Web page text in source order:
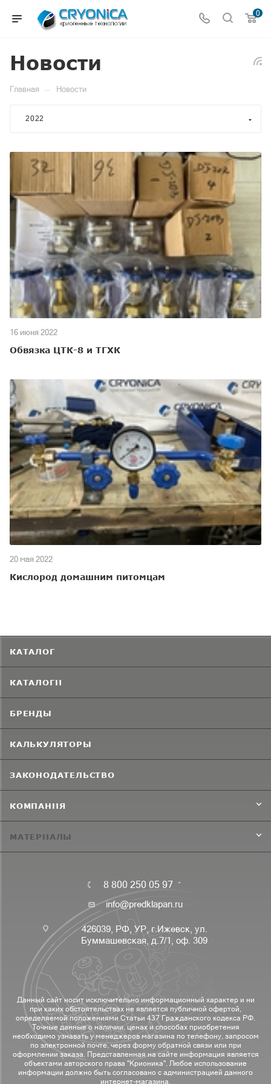
0
Новости
Главная — Новости
2022
16 июня 2022
Обвязка ЦТК-8 и ТГХК
20 мая 2022
Кислород домашним питомцам
КАТАЛОГ
КАТАЛОГИ
БРЕНДЫ
КАЛЬКУЛЯТОРЫ
ЗАКОНОДАТЕЛЬСТВО
КОМПАНИЯ
МАТЕРИАЛЫ
8 800 250 05 97
info@predklapan.ru
426039, РФ, УР, г.Ижевск, ул.
Буммашевская, д.7/1, оф. 309
Данный сайт носит исключительно информационный характер и ни
при каких обстоятельствах не является публичной офертой,
определяемой положениями Статьи 437 Гражданского кодекса РФ.
Точные данные о наличии, ценах и способах приобретения
необходимо узнавать у менеджеров магазина по телефону, запросом
по электронной почте, через форму обратной связи или при
оформлении заказа. Представленная на сайте информация является
объектами авторского права "Крионика". Любое использование
информации должно быть согласовано с администрацией данного
интернет-магазина.